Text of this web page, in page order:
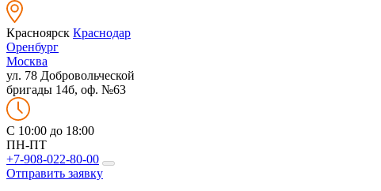
Красноярск Краснодар
Оренбург
Москва
ул. 78 Добровольческой
бригады 14б, оф. №63
C 10:00 до 18:00
ПН-ПТ
+7-908-022-80-00
Отправить заявку